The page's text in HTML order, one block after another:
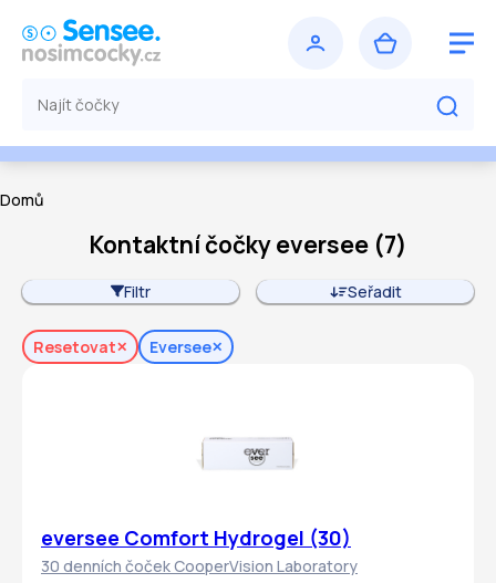
Domů
Kontaktní čočky eversee (7)
Filtr Seřadit
Resetovat Eversee
eversee Comfort Hydrogel (30)
30 denních čoček CooperVision Laboratory